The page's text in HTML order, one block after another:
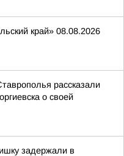
край» 08.08.2026
рассказали
о своей
задержали в